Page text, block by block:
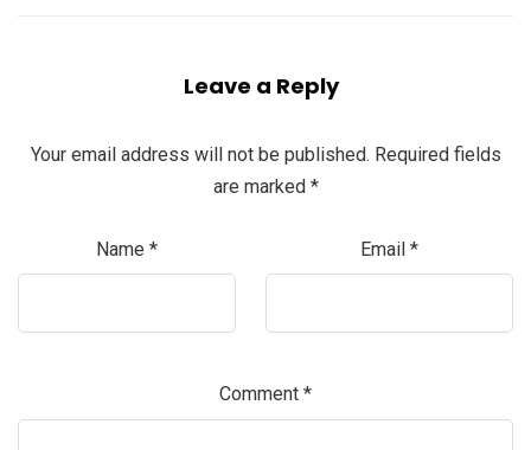
Leave a Reply
Your email address will not be published. Required fields
are marked *
Name * Email *
Comment *